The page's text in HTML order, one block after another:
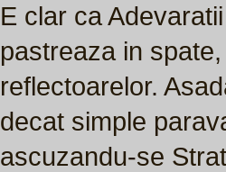
E clar ca
pastreaza in
reflectoarelor.
decat simple
ascuzandu-se